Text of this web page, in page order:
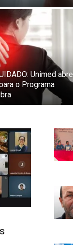
Unimed abre
o Programa